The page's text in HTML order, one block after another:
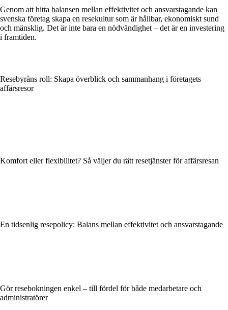
Genom att hitta balansen mellan effektivitet och ansvarstagande kan
svenska företag skapa en rese­kultur som är hållbar, ekonomiskt sund
och mänsklig. Det är inte bara en nödvändighet – det är en investering
i framtiden.
Resebyråns roll: Skapa överblick och sammanhang i företagets
affärsresor
Komfort eller flexibilitet? Så väljer du rätt resetjänster för affärsresan
En tidsenlig resepolicy: Balans mellan effektivitet och ansvarstagande
Gör resebokningen enkel – till fördel för både medarbetare och
administratörer